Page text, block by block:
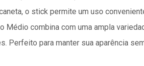
o stick permite um uso
Médio combina com uma ampla
Perfeito para manter sua aparência